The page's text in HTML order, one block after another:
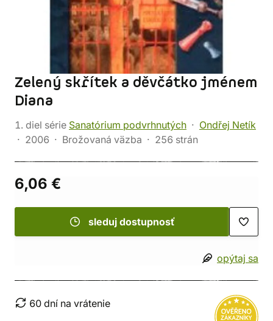
Zelený skřítek a děvčátko jménem
Diana
1. diel série Sanatórium podvrhnutých
Ondřej Netík
2006
Brožovaná väzba 256 strán
6,06 €
sleduj dostupnosť
opýtaj sa
60 dní na vrátenie